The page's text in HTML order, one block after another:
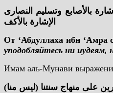
بالأصابع وتسليم النصارى
الإشارة بالأكف
От ‘Абдуллаха ибн ‘Амра
уподобляйтесь ни
Имам аль-Мунави
على منهاج سنتنا